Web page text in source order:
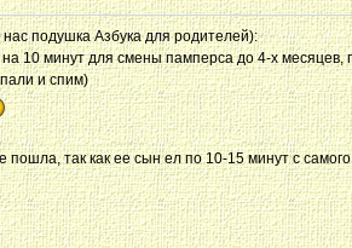
подушка Азбука для родителей):
10 минут для смены памперса до 4-х месяцев,
и спим)
так как ее сын ел по 10-15 минут с